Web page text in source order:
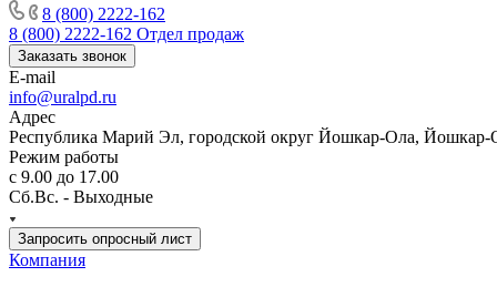
8 (800) 2222-162
8 (800) 2222-162 Отдел продаж
Заказать звонок
E-mail
info@uralpd.ru
Адрес
Республика Марий Эл, городской округ Йошкар-Ола,
Режим работы
с 9.00 до 17.00
Сб.Вс. - Выходные
Запросить опросный лист
Компания